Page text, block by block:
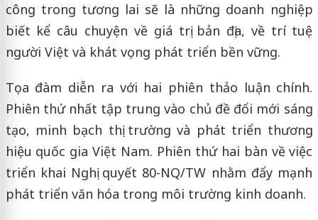
công trong tương lai sẽ là những doanh nghiệp
biết kể câu chuyện về giá trị bản địa, về trí tuệ
người Việt và khát vọng phát triển bền vững.
Tọa đàm diễn ra với hai phiên thảo luận chính.
Phiên thứ nhất tập trung vào chủ đề đổi mới sáng
tạo, minh bạch thị trường và phát triển thương
hiệu quốc gia Việt Nam. Phiên thứ hai bàn về việc
triển khai Nghị quyết 80-NQ/TW nhằm đẩy mạnh
phát triển văn hóa trong môi trường kinh doanh.